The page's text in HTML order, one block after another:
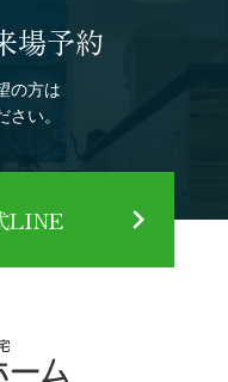
場予約
の方は
い。
LINE